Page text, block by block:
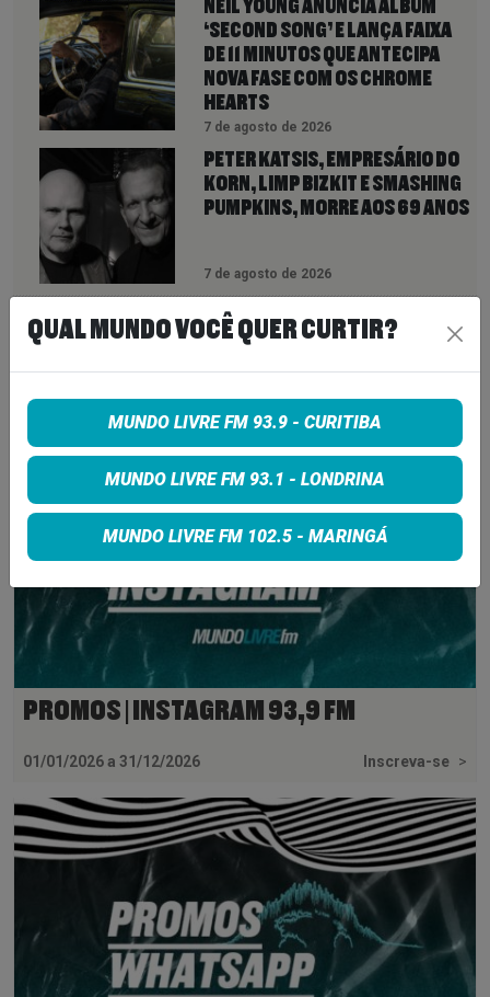
NEIL YOUNG ANUNCIA ÁLBUM
‘SECOND SONG’ E LANÇA FAIXA
DE 11 MINUTOS QUE ANTECIPA
NOVA FASE COM OS CHROME
HEARTS
7 de agosto de 2026
PETER KATSIS, EMPRESÁRIO DO
KORN, LIMP BIZKIT E SMASHING
PUMPKINS, MORRE AOS 69 ANOS
7 de agosto de 2026
INSCREVA-SE
PROMOS | INSTAGRAM 93,9 FM
01/01/2026 a 31/12/2026 Inscreva-se >
QUAL MUNDO VOCÊ QUER CURTIR?
MUNDO LIVRE FM 93.9 - CURITIBA
MUNDO LIVRE FM 93.1 - LONDRINA
MUNDO LIVRE FM 102.5 - MARINGÁ